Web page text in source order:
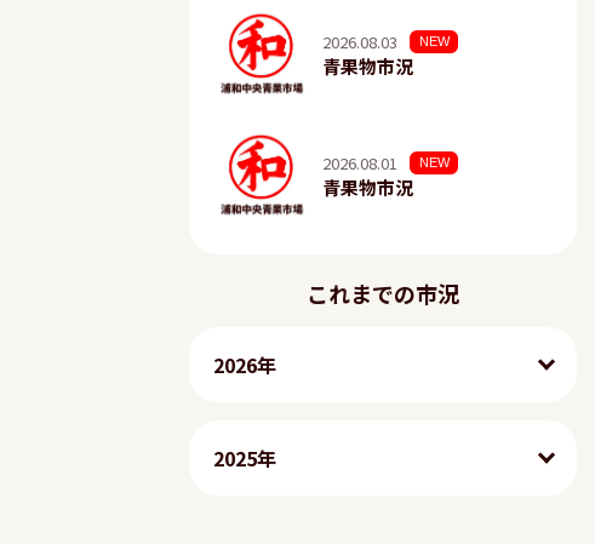
2026.08.03 NEW
青果物市況
2026.08.01 NEW
青果物市況
これまでの市況
2026年
2025年